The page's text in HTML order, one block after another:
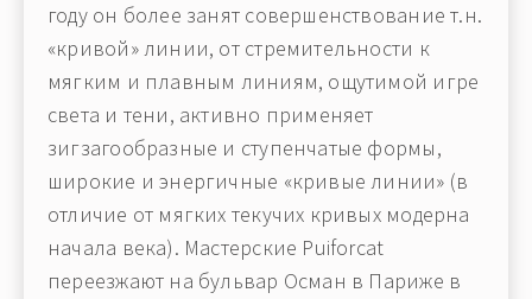
году он более занят совершенствование т.н.
«кривой» линии, от стремительности к
мягким и плавным линиям, ощутимой игре
света и тени, активно применяет
зигзагообразные и ступенчатые формы,
широкие и энергичные «кривые линии» (в
отличие от мягких текучих кривых модерна
начала века). Мастерские Puiforcat
переезжают на бульвар Осман в Париже в